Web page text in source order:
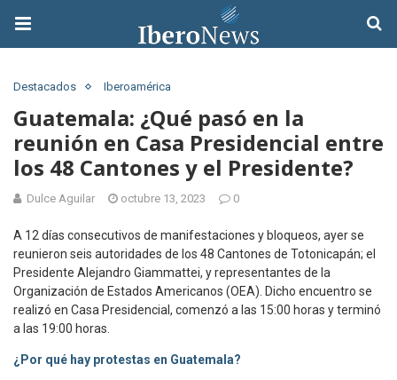
Destacados Iberoamérica
Guatemala: ¿Qué pasó en la
reunión en Casa Presidencial entre
los 48 Cantones y el Presidente?
Dulce Aguilar octubre 13, 2023 0
A 12 días consecutivos de manifestaciones y bloqueos, ayer se
reunieron seis autoridades de los 48 Cantones de Totonicapán; el
Presidente Alejandro Giammattei, y representantes de la
Organización de Estados Americanos (OEA). Dicho encuentro se
realizó en Casa Presidencial, comenzó a las 15:00 horas y terminó
a las 19:00 horas.
¿Por qué hay protestas en Guatemala?